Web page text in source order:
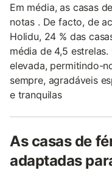
Em média, as casas
notas . De facto, de
Holidu, 24 % das
média de 4,5
elevada, permitindo-
sempre, agradáveis
e tranquilas
As casas de
adaptadas